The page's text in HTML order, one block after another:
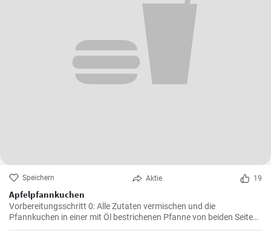
Speichern Aktie 19
Apfelpfannkuchen
Vorbereitungsschritt 0: Alle Zutaten vermischen und die
Pfannkuchen in einer mit Öl bestrichenen Pfanne von beiden Seiten
braten.